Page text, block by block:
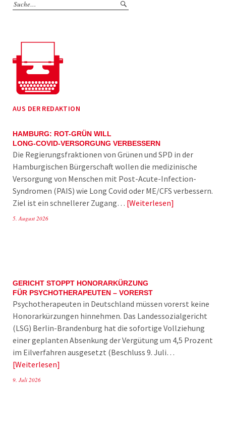
AUS DER REDAKTION
HAMBURG: ROT-GRÜN WILL
LONG-COVID-VERSORGUNG VERBESSERN
Die Regierungsfraktionen von Grünen und SPD in der
Hamburgischen Bürgerschaft wollen die medizinische
Versorgung von Menschen mit Post-Acute-Infection-
Syndromen (PAIS) wie Long Covid oder ME/CFS verbessern.
Ziel ist ein schnellerer Zugang… Weiterlesen
5. August 2026
GERICHT STOPPT HONORARKÜRZUNG
FÜR PSYCHOTHERAPEUTEN – VORERST
Psychotherapeuten in Deutschland müssen vorerst keine
Honorarkürzungen hinnehmen. Das Landessozialgericht
(LSG) Berlin-Brandenburg hat die sofortige Vollziehung
einer geplanten Absenkung der Vergütung um 4,5 Prozent
im Eilverfahren ausgesetzt (Beschluss 9. Juli…
Weiterlesen
9. Juli 2026